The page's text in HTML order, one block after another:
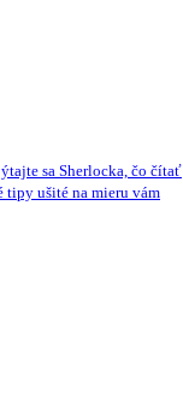
sa Sherlocka, čo čítať
tipy ušité na mieru vám